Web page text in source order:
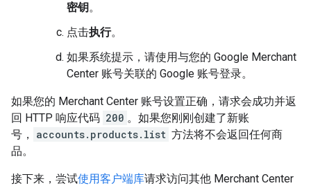
密钥。
点击执行。
如果系统提示，请使用与您的 Google Merchant
Center 账号关联的 Google 账号登录。
如果您的 Merchant Center 账号设置正确，请求会成功并返
回 HTTP 响应代码 200 。如果您刚刚创建了新账
号，
accounts.products.list 方法将不会返回任何商
品。
接下来，尝试使用客户端库请求访问其他 Merchant Center